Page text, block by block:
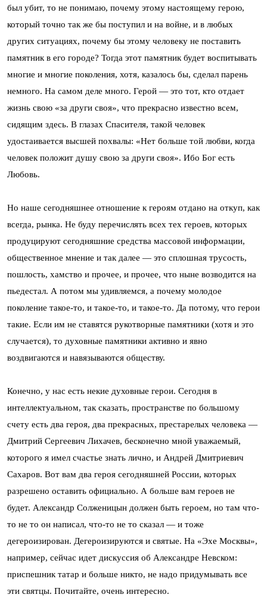
был убит, то не понимаю, почему этому настоящему герою,
который точно так же бы поступил и на войне, и в любых
других ситуациях, почему бы этому человеку не поставить
памятник в его городе? Тогда этот памятник будет воспитывать
многие и многие поколения, хотя, казалось бы, сделал парень
немного. На самом деле много. Герой — это тот, кто отдает
жизнь свою «за други своя», что прекрасно известно всем,
сидящим здесь. В глазах Спасителя, такой человек
удостаивается высшей похвалы: «Нет больше той любви, когда
человек положит душу свою за други своя». Ибо Бог есть
Любовь.
Но наше сегодняшнее отношение к героям отдано на откуп, как
всегда, рынка. Не буду перечислять всех тех героев, которых
продуцируют сегодняшние средства массовой информации,
общественное мнение и так далее — это сплошная трусость,
пошлость, хамство и прочее, и прочее, что ныне возводится на
пьедестал. А потом мы удивляемся, а почему молодое
поколение такое-то, и такое-то, и такое-то. Да потому, что герои
такие. Если им не ставятся рукотворные памятники (хотя и это
случается), то духовные памятники активно и явно
воздвигаются и навязываются обществу.
Конечно, у нас есть некие духовные герои. Сегодня в
интеллектуальном, так сказать, пространстве по большому
счету есть два героя, два прекрасных, престарелых человека —
Дмитрий Сергеевич Лихачев, бесконечно мной уважаемый,
которого я имел счастье знать лично, и Андрей Дмитриевич
Сахаров. Вот вам два героя сегодняшней России, которых
разрешено оставить официально. А больше вам героев не
будет. Александр Солженицын должен быть героем, но там что-
то не то он написал, что-то не то сказал — и тоже
дегероизирован. Дегероизируются и святые. На «Эхе Москвы»,
например, сейчас идет дискуссия об Александре Невском:
приспешник татар и больше никто, не надо придумывать все
эти святцы. Почитайте, очень интересно.